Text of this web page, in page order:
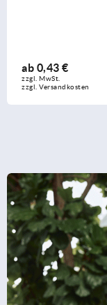
ab2,94 €
zzgl. MwSt.
zzgl. Versandkosten